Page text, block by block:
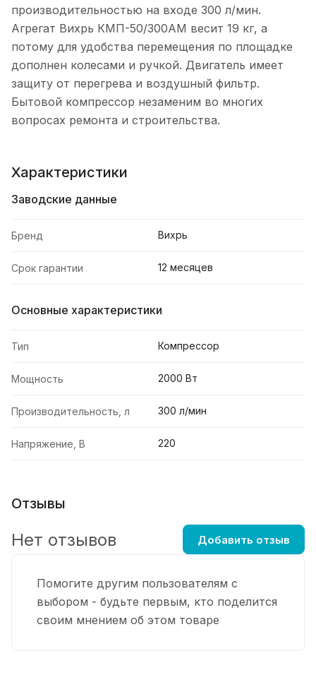
производительностью на входе 300 л/мин.
Агрегат Вихрь КМП-50/300АМ весит 19 кг, а
потому для удобства перемещения по площадке
дополнен колесами и ручкой. Двигатель имеет
защиту от перегрева и воздушный фильтр.
Бытовой компрессор незаменим во многих
вопросах ремонта и строительства.
Характеристики
Заводские данные
Бренд Вихрь
Срок гарантии 12 месяцев
Основные характеристики
Тип Компрессор
Мощность 2000 Вт
Производительность, л 300 л/мин
Напряжение, В 220
Отзывы
Помогите другим пользователям с
выбором - будьте первым, кто поделится
своим мнением об этом товаре
Нет отзывов Добавить отзыв